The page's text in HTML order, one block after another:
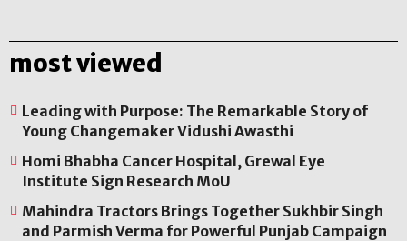
most viewed
Leading with Purpose: The Remarkable Story of
Young Changemaker Vidushi Awasthi
Homi Bhabha Cancer Hospital, Grewal Eye
Institute Sign Research MoU
Mahindra Tractors Brings Together Sukhbir Singh
and Parmish Verma for Powerful Punjab Campaign